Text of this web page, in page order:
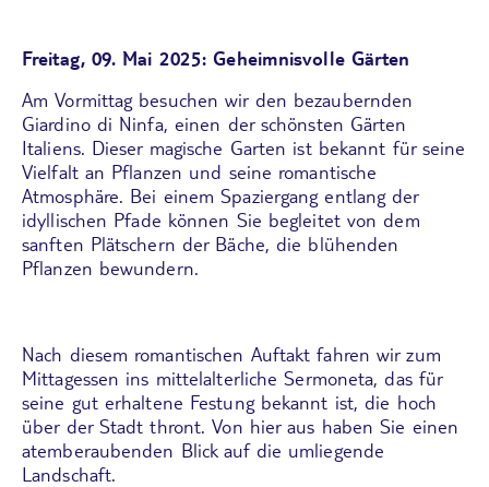
Freitag, 09. Mai 2025: Geheimnisvolle Gärten
Am Vormittag besuchen wir den bezaubernden
Giardino di Ninfa, einen der schönsten Gärten
Italiens. Dieser magische Garten ist bekannt für seine
Vielfalt an Pflanzen und seine romantische
Atmosphäre. Bei einem Spaziergang entlang der
idyllischen Pfade können Sie begleitet von dem
sanften Plätschern der Bäche, die blühenden
Pflanzen bewundern.
Nach diesem romantischen Auftakt fahren wir zum
Mittagessen ins mittelalterliche Sermoneta, das für
seine gut erhaltene Festung bekannt ist, die hoch
über der Stadt thront. Von hier aus haben Sie einen
atemberaubenden Blick auf die umliegende
Landschaft.